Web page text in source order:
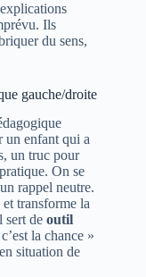
Ils
du sens,
gauche/droite
un enfant qui a
un truc pour
On se
rappel neutre.
transforme la
sert de outil
la chance »
situation de